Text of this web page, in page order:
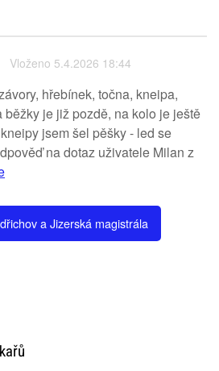
Vloženo 5.4.2026 18:44
hřebínek, točna, kneipa,
běžky je již pozdě, na kolo je ještě
jsem šel pěšky - led se
na dotaz uživatele Milan z
a Jizerská magistrála